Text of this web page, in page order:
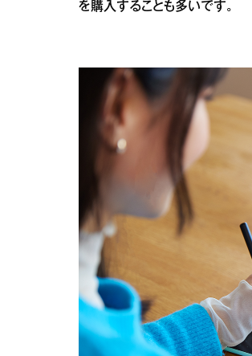
を購入することも多いです。